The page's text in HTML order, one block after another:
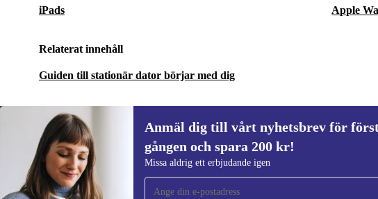
iPads Apple
Relaterat innehåll
Guiden till stationär dator börjar med dig
Anmäl dig till vårt nyhetsbrev för
gången och spara 200 kr!
Missa aldrig ett erbjudande igen
Anmäl dig till vårt nyhetsbrev för första
gången och spara 200 kr!
Missa aldrig ett erbjudande igen.